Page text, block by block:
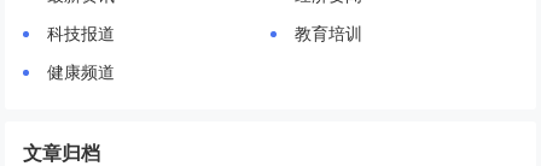
科技报道
教育培训
健康频道
文章归档